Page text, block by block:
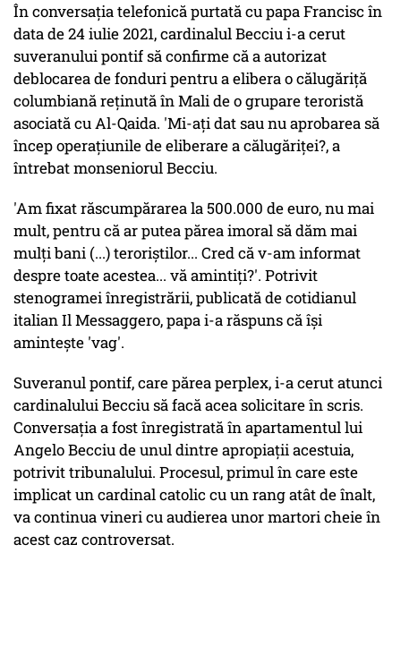
În conversaţia telefonică purtată cu papa Francisc în
data de 24 iulie 2021, cardinalul Becciu i-a cerut
suveranului pontif să confirme că a autorizat
deblocarea de fonduri pentru a elibera o călugăriţă
columbiană reţinută în Mali de o grupare teroristă
asociată cu Al-Qaida. 'Mi-aţi dat sau nu aprobarea să
încep operaţiunile de eliberare a călugăriţei?, a
întrebat monseniorul Becciu.
'Am fixat răscumpărarea la 500.000 de euro, nu mai
mult, pentru că ar putea părea imoral să dăm mai
mulţi bani (...) teroriştilor... Cred că v-am informat
despre toate acestea... vă amintiţi?'. Potrivit
stenogramei înregistrării, publicată de cotidianul
italian Il Messaggero, papa i-a răspuns că îşi
aminteşte 'vag'.
Suveranul pontif, care părea perplex, i-a cerut atunci
cardinalului Becciu să facă acea solicitare în scris.
Conversaţia a fost înregistrată în apartamentul lui
Angelo Becciu de unul dintre apropiaţii acestuia,
potrivit tribunalului. Procesul, primul în care este
implicat un cardinal catolic cu un rang atât de înalt,
va continua vineri cu audierea unor martori cheie în
acest caz controversat.